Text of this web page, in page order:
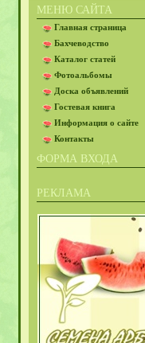
МЕНЮ САЙТА
Главная страница
Бахчеводство
Каталог статей
Фотоальбомы
Доска объявлений
Гостевая книга
Информация о сайте
Контакты
ФОРМА ВХОДА
РЕКЛАМА